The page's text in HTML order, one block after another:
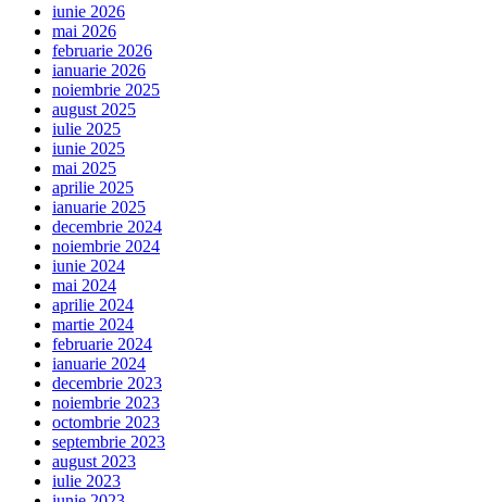
iunie 2026
mai 2026
februarie 2026
ianuarie 2026
noiembrie 2025
august 2025
iulie 2025
iunie 2025
mai 2025
aprilie 2025
ianuarie 2025
decembrie 2024
noiembrie 2024
iunie 2024
mai 2024
aprilie 2024
martie 2024
februarie 2024
ianuarie 2024
decembrie 2023
noiembrie 2023
octombrie 2023
septembrie 2023
august 2023
iulie 2023